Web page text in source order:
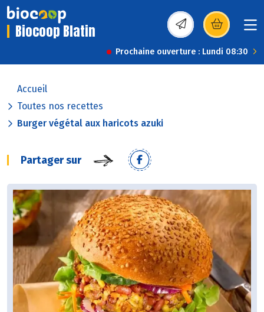
Biocoop Blatin (s’ouvre dans une
Prochaine ouverture : Lundi 08:30
Accueil
Toutes nos recettes
Burger végétal aux haricots azuki
Partager sur